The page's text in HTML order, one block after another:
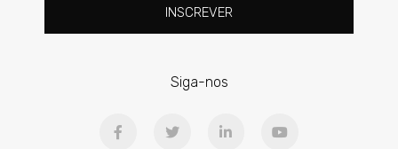
INSCREVER
Siga-nos
a
w
i
o